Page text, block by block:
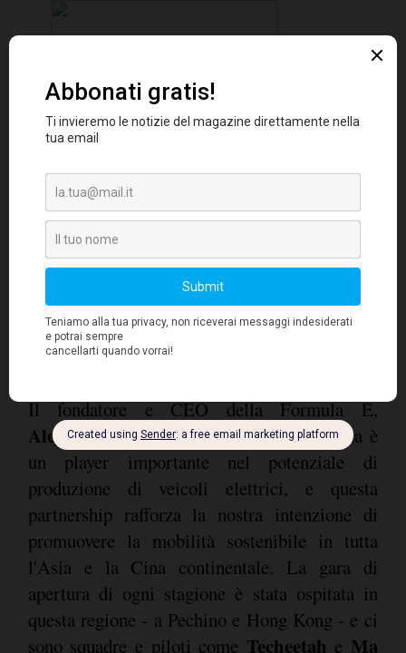
Il fondatore e CEO della Formula E,
Alejandro Agag, ha aggiunto che "la Cina è
un player importante nel potenziale di
produzione di veicoli elettrici, e questa
partnership rafforza la nostra intenzione di
promuovere la mobilità sostenibile in tutta
l'Asia e la Cina continentale. La gara di
apertura di ogni stagione è stata ospitata in
questa regione - a Pechino e Hong Kong - e ci
sono squadre e piloti come Techeetah e Ma